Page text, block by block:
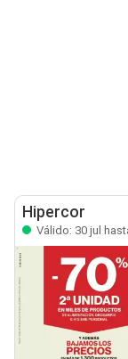
Hipercor
Válido: 30 jul